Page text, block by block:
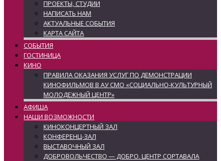
ПРОЕКТЫ, СТУДИИ
НАПИСАТЬ НАМ
АКТУАЛЬНЫЕ СОБЫТИЯ
КАРТА САЙТА
СОБЫТИЯ
ГОСТИНИЦА
КИНО
ПРАВИЛА ОКАЗАНИЯ УСЛУГ ПО ДЕМОНСТРАЦИИ
КИНОФИЛЬМОВ В АУ СМО «СОЦИАЛЬНО-КУЛЬТУРНЫЙ
МОЛОДЕЖНЫЙ ЦЕНТР»
АФИША
НАШИ ВОЗМОЖНОСТИ
КИНОКОНЦЕРТНЫЙ ЗАЛ
КОНФЕРЕНЦ-ЗАЛ
ВЫСТАВОЧНЫЙ ЗАЛ
ДОБРОВОЛЬЧЕСТВО — ДОБРО. ЦЕНТР СОРТАВАЛА